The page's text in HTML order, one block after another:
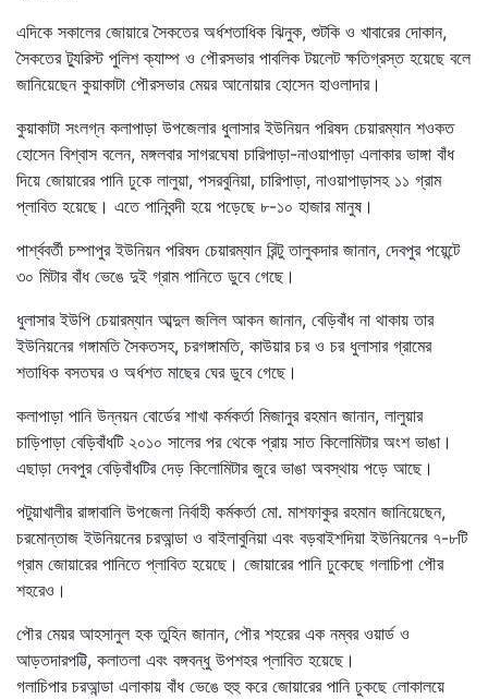
এদিকে সকালের জোয়ারে সৈকতের অর্ধশতাধিক ঝিনুক, শুটকি ও খাবারের দোকান,
সৈকতের ট্যুরিস্ট পুলিশ ক্যাম্প ও পৌরসভার পাবলিক টয়লেট ক্ষতিগ্রস্ত হয়েছে বলে
জানিয়েছেন কুয়াকাটা পৌরসভার মেয়র আনোয়ার হোসেন হাওলাদার।
কুয়াকাটা সংলগ্ন কলাপাড়া উপজেলার ধুলাসার ইউনিয়ন পরিষদ চেয়ারম্যান শওকত
হোসেন বিশ্বাস বলেন, মঙ্গলবার সাগরঘেষা চারিপাড়া-নাওয়াপাড়া এলাকার ভাঙ্গা বাঁধ
দিয়ে জোয়ারের পানি ঢুকে লালুয়া, পসরবুনিয়া, চারিপাড়া, নাওয়াপাড়াসহ ১১ গ্রাম
প্লাবিত হয়েছে। এতে পানিবন্দী হয়ে পড়েছে ৮-১০ হাজার মানুষ।
পার্শ্ববর্তী চম্পাপুর ইউনিয়ন পরিষদ চেয়ারম্যান রিন্টু তালুকদার জানান, দেবপুর পয়েন্টে
৩০ মিটার বাঁধ ভেঙে দুই গ্রাম পানিতে ডুবে গেছে।
ধুলাসার ইউপি চেয়ারম্যান আব্দুল জলিল আকন জানান, বেড়িবাঁধ না থাকায় তার
ইউনিয়নের গঙ্গামতি সৈকতসহ, চরগঙ্গামতি, কাউয়ার চর ও চর ধুলাসার গ্রামের
শতাধিক বসতঘর ও অর্ধশত মাছের ঘের ডুবে গেছে।
কলাপাড়া পানি উন্নয়ন বোর্ডের শাখা কর্মকর্তা মিজানুর রহমান জানান, লালুয়ার
চাড়িপাড়া বেড়িবাঁধটি ২০১০ সালের পর থেকে প্রায় সাত কিলোমিটার অংশ ভাঙা।
এছাড়া দেবপুর বেড়িবাঁধটির দেড় কিলোমিটার জুরে ভাঙা অবস্থায় পড়ে আছে।
পটুয়াখালীর রাঙ্গাবালি উপজেলা নির্বাহী কর্মকর্তা মো. মাশফাকুর রহমান জানিয়েছেন,
চরমোন্তাজ ইউনিয়নের চরআন্ডা ও বাইলাবুনিয়া এবং বড়বাইশদিয়া ইউনিয়নের ৭-৮টি
গ্রাম জোয়ারের পানিতে প্লাবিত হয়েছে। জোয়ারের পানি ঢুকেছে গলাচিপা পৌর
শহরেও।
পৌর মেয়র আহসানুল হক তুহিন জানান, পৌর শহরের এক নম্বর ওয়ার্ড ও
আড়তদারপট্টি, কলাতলা এবং বঙ্গবন্ধু উপশহর প্লাবিত হয়েছে।
গলাচিপার চরআন্ডা এলাকায় বাঁধ ভেঙে হুহু করে জোয়ারের পানি ঢুকছে লোকালয়ে